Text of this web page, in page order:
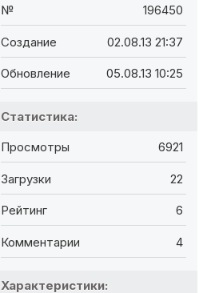
№ 196450
Создание 02.08.13 21:37
Обновление 05.08.13 10:25
Статистика:
Просмотры 6921
Загрузки 22
Рейтинг 6
Комментарии 4
Характеристики: